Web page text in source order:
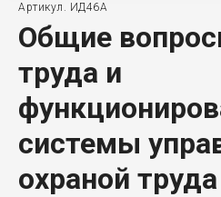
Артикул. ИД46А
Общие
труда и
системы
охраной труда